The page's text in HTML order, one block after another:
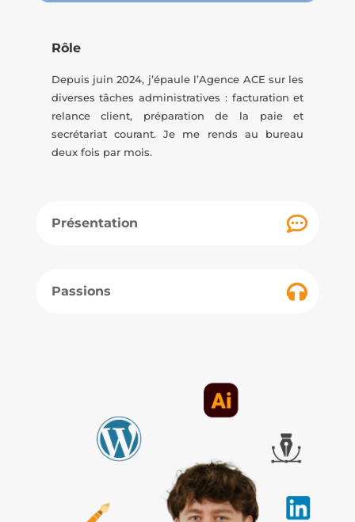
Rôle
Depuis juin 2024, j’épaule l’Agence ACE sur les
diverses tâches administratives : facturation et
relance client, préparation de la paie et
secrétariat courant. Je me rends au bureau
deux fois par mois.
Présentation
Passions